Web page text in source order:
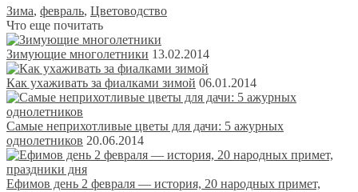
Зима, февраль, Цветоводство
Что еще почитать
Зимующие многолетники 13.02.2014
Как ухаживать за фиалками зимой 06.01.2014
Самые неприхотливые цветы для дачи: 5 ажурных
однолетников 20.06.2014
Ефимов день 2 февраля — история, 20 народных примет,